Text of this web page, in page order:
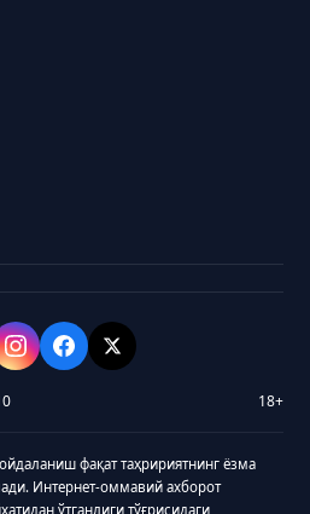
18+
фақат таҳририятнинг ёзма
Интернет-оммавий ахборот
ўтганлиги тўғрисидаги